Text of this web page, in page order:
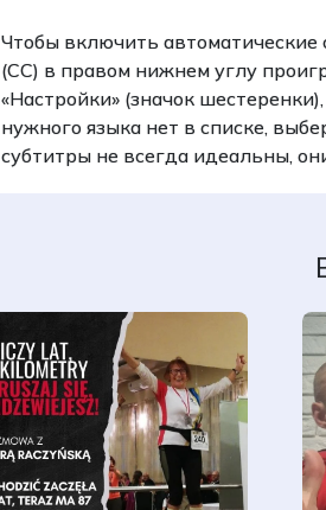
Чтобы включить автоматические
(CC) в правом нижнем углу
«Настройки» (значок
нужного языка нет в списке,
субтитры не всегда идеальны,